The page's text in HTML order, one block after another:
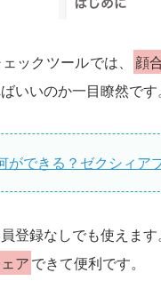
ックツールでは、
顔
いいのか一目瞭然です。
ができる？ゼクシィア
登録なしでも使えます
アできて便利です。